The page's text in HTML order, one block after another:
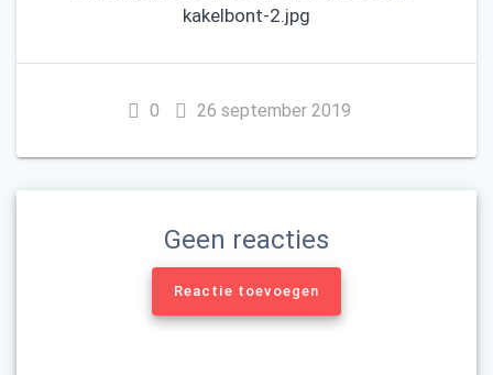
kakelbont-2.jpg
0 26 september 2019
Geen reacties
Reactie toevoegen